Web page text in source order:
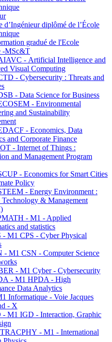
d’Ingénieur diplômé de l’École
gradué de l'Ecole
-MSc&T
- Artificial Intelligence and
Visual Computing
- Cybersecurity : Threats and
- Data Science for Business
- Environmental
and Sustainability
- Economics, Data
and Corporate Finance
- Internet of Things :
and Management Program
- Economics for Smart Cities
Policy
- Energy Environment :
Technology & Management
- M1 - Applied
and statistics
- M1 CPS - Cyber Physical
- M1 CSN - Computer Science
- M1 Cyber - Cybersecurity
- M1 HPDA - High
Data Analytics
Informatique - Voie Jacques
- X
M1 IGD - Interaction, Graphic
- M1 - International